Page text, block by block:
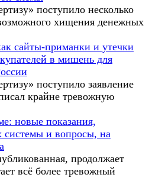
поступило несколько
хищения денежных
сайты-приманки и утечки
в мишень для
поступило заявление
крайне тревожную
новые показания,
системы и вопросы, на
продолжает
всё более тревожный